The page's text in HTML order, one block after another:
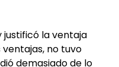
justificó la ventaja
no tuvo
demasiado de lo